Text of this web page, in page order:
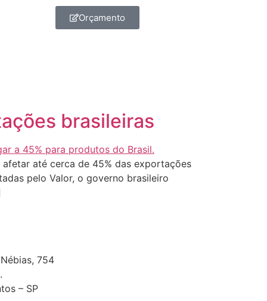
Orçamento
brasileiras
até cerca de 45% das exportações
pelo Valor, o governo brasileiro
754
– SP